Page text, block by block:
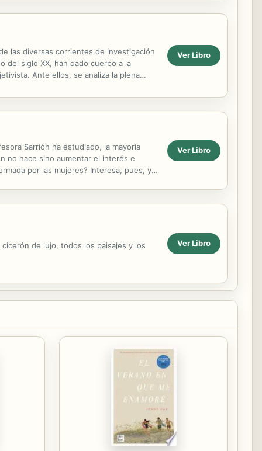
las diversas corrientes de investigación
del siglo XX, han dado cuerpo a la
Ante ellos, se analiza la plena
Ver Libro
Sarrión ha estudiado, la mayoría
no hace sino aumentar el interés e
por las mujeres? Interesa, pues, y
Ver Libro
de lujo, todos los paisajes y los Ver Libro